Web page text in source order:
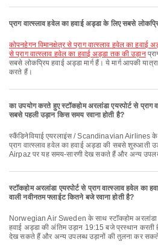
प्राग वात्स्लाव हवेल का हवाई अड्डा के लिए सबसे
कोपनहेगन विमानक्षेत्र से प्राग वात्स्लाव हवेल का हवाई
से प्राग वात्स्लाव हवेल का हवाई अड्डा तक की उड़ान
सबसे लोकप्रिय हवाई अड्डा मार्ग हैं। ये मार्ग आपकी
करते हैं।
का उपयोग करते हुए स्टॉकहोम अरलांडा एयरपोर्ट से
सबसे पहली उड़ान किस समय रवाना होती है?
स्कैंडिनेवियाई एयरलाइंस / Scandinavian Airlines के साथ स्टॉकहोम अरलांडा एयरपोर्ट से
प्राग वात्स्लाव हवेल का हवाई अड्डा की सबसे शुरुआती
Airpaz पर यह समय-सारणी देख सकते हैं और अन्य
स्टॉकहोम अरलांडा एयरपोर्ट से प्राग वात्स्लाव हवेल का
वाली नवीनतम फ्लाईट कितने बजे रवाना होती है?
Norwegian Air Sweden के साथ स्टॉकहोम अरलांडा एयरपोर्ट से प्राग वात्स्लाव हवेल का
हवाई अड्डा की अंतिम उड़ान 19:15 बजे प्रस्थान
देख सकते हैं और अन्य उपलब्ध उड़ानों की तुलना कर